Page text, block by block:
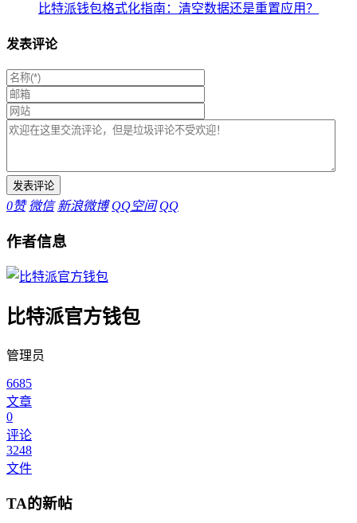
比特派钱包格式化指南：清空数据还是重置应用？
发表评论
0赞 微信 新浪微博 QQ空间 QQ
作者信息
比特派官方钱包
管理员
6685
文章
0
评论
3248
文件
TA的新帖